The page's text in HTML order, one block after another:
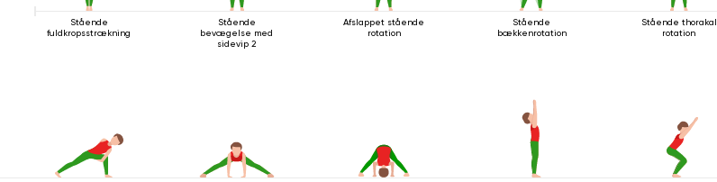
Stående
fuldkropsstrækning
Stående
bevægelse med
sidevip 2
Afslappet stående
rotation
Stående
bækkenrotation
Stående thorakal
rotation